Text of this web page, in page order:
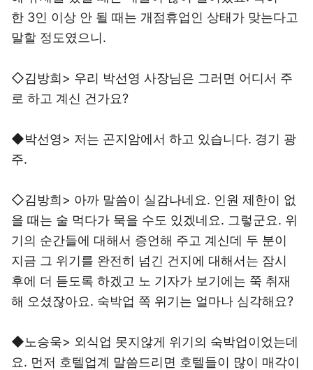
한 3인 이상 안 될 때는 개점휴업인 상태가 맞는다고
말할 정도였으니.
◇김방희> 우리 박선영 사장님은 그러면 어디서 주
로 하고 계신 건가요?
◆박선영> 저는 곤지암에서 하고 있습니다. 경기 광
주.
◇김방희> 아까 말씀이 실감나네요. 인원 제한이 없
을 때는 술 먹다가 묵을 수도 있겠네요. 그렇군요. 위
기의 순간들에 대해서 증언해 주고 계신데 두 분이
지금 그 위기를 완전히 넘긴 건지에 대해서는 잠시
후에 더 듣도록 하겠고 노 기자가 보기에는 쭉 취재
해 오셨잖아요. 숙박업 쪽 위기는 얼마나 심각해요?
◆노승욱> 외식업 못지않게 위기의 숙박업이었는데
요. 먼저 호텔업계 말씀드리면 호텔들이 많이 매각이